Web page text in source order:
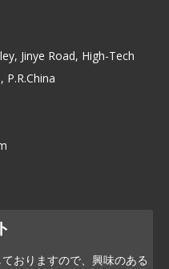
Jinye Road, High-Tech
P.R.China
おりますので、興味のある